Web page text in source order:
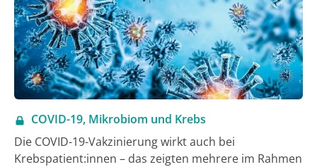
bestmögliche Therapiestrategie auszuwählen, ist es
entscheidend, frühzeitig ein onkologisches
Gesamtbehandlungskonzept zu planen, das eine
sinnvolle Therapiesequenz über verschiedene
Therapielinien hinweg umfasst. Das gilt für
Patient:innen mit Treibermutationen, aber auch für
Tumoren ohne therapeutisch adressierbare
Zielstrukturen.
COVID-19, Mikrobiom und Krebs
Die COVID-19-Vakzinierung wirkt auch bei
Krebspatient:innen – das zeigten mehrere im Rahmen